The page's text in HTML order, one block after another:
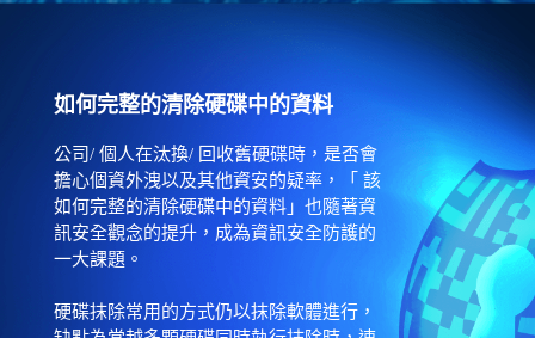
如何完整的清除硬碟中的資料
公司/ 個人在汰換/ 回收舊硬碟時，是否會
擔心個資外洩以及其他資安的疑率，「 該
如何完整的清除硬碟中的資料」也隨著資
訊安全觀念的提升，成為資訊安全防護的
一大課題。
硬碟抹除常用的方式仍以抹除軟體進行，